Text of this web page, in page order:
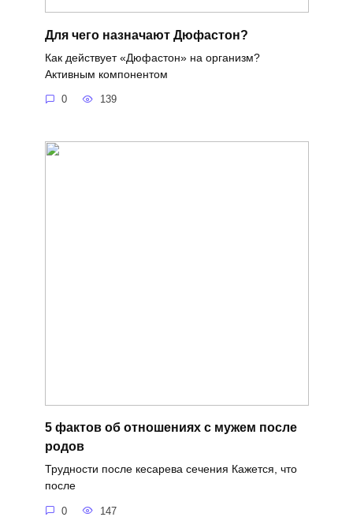
Для чего назначают Дюфастон?
Как действует «Дюфастон» на организм?
Активным компонентом
0 139
5 фактов об отношениях с мужем после
родов
Трудности после кесарева сечения Кажется, что
после
0 147